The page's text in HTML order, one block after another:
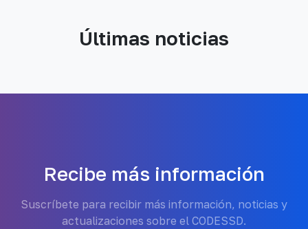
Últimas noticias
Recibe más información
Suscríbete para recibir más información, noticias y
actualizaciones sobre el CODESSD.